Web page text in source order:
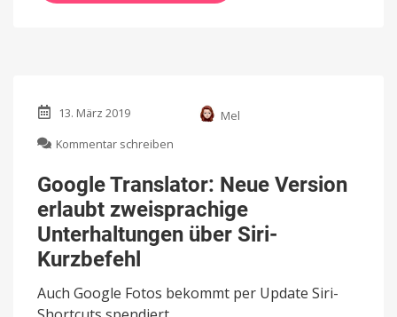
13. März 2019
Mel
Kommentar schreiben
Translator:
Neue
Version
erlaubt
zweisprachige
Siri-
Google Translator: Neue Version
erlaubt zweisprachige
Unterhaltungen über Siri-
Kurzbefehl
Auch Google Fotos bekommt per Update Siri-